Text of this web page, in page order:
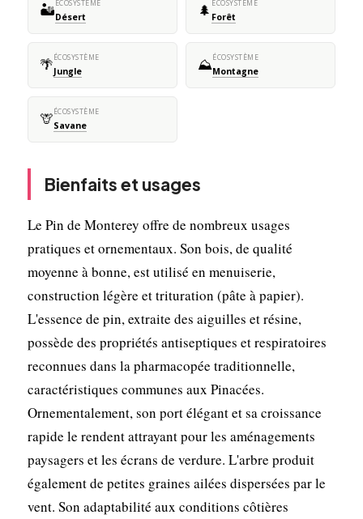
🏜️ ÉCOSYSTÈME
Désert 🌲 ÉCOSYSTÈME
Forêt
🌴ÉCOSYSTÈME
Jungle ⛰️ÉCOSYSTÈME
Montagne
🦒ÉCOSYSTÈME
Savane
Bienfaits et usages
Le Pin de Monterey offre de nombreux usages
pratiques et ornementaux. Son bois, de qualité
moyenne à bonne, est utilisé en menuiserie,
construction légère et trituration (pâte à papier).
L'essence de pin, extraite des aiguilles et résine,
possède des propriétés antiseptiques et respiratoires
reconnues dans la pharmacopée traditionnelle,
caractéristiques communes aux Pinacées.
Ornementalement, son port élégant et sa croissance
rapide le rendent attrayant pour les aménagements
paysagers et les écrans de verdure. L'arbre produit
également de petites graines ailées dispersées par le
vent. Son adaptabilité aux conditions côtières